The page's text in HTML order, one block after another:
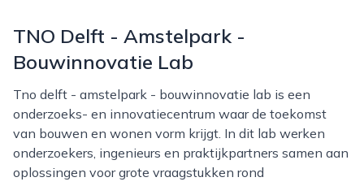
TNO Delft - Amstelpark -
Bouwinnovatie Lab
Tno delft - amstelpark - bouwinnovatie lab is een
onderzoeks- en innovatiecentrum waar de toekomst
van bouwen en wonen vorm krijgt. In dit lab werken
onderzoekers, ingenieurs en praktijkpartners samen aan
oplossingen voor grote vraagstukken rond